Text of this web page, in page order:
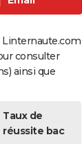
Linternaute.com
consulter
ainsi que
Taux de
réussite bac